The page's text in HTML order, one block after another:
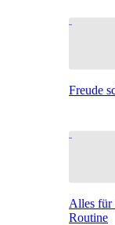
Freude
Alles für
Routine